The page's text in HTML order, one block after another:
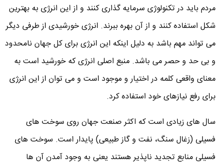
مردم باید در تکنولوژی سرمایه گذاری کنند و از این انرژی به بهترین
شکل استفاده کنند و از آن بهره ببرند. انرژی خورشیدی از طرفی دیگر
می تواند مهم باشد به دلیل اینکه این انرژی برای کل جهان نامحدود
و بی حد و حصر می باشد. منبع اصلی انرژی که خورشید است به
معنای واقعی کلمه در اختیار و موجود است و می توان از این انرژی
برای رفع نیازهای خود استفاده کرد.
سال های زیادی است که اکثر صنعت جهان روی سوخت های
فسیلی (زغال سنگ، نفت و گاز طبیعی) پایدار است. سوخت های
فسیلی منابع تجدید ناپذیر هستند یعنی به وجود آمدن آن ها